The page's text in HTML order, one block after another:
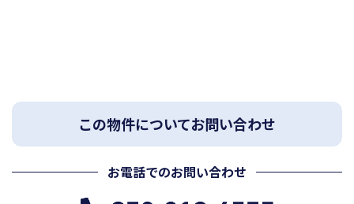
この物件についてお問い合わせ
お電話でのお問い合わせ